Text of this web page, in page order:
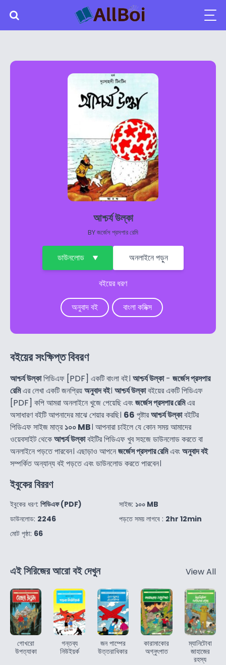
আশ্চর্য ‍উল্কা
BYজর্জেস প্রসপার রেমি
ডাউনলোড অনলাইনে পড়ুন
বইয়ের ধরণ
অনুবাদ বই বাংলা কমিক্স
বইয়ের সংক্ষিপ্ত বিবরণ
আশ্চর্য ‍উল্কাপিডিএফ [PDF] একটি বাংলা বই। আশ্চর্য ‍উল্কা- জর্জেস প্রসপার
রেমিএর লেখা একটি জনপ্রিয়অনুবাদ বই। আশ্চর্য ‍উল্কাবইয়ের একটি পিডিএফ
[PDF] কপি আমরা অনলাইনে খুজে পেয়েছি এবংজর্জেস প্রসপার রেমিএর
অসাধারণ বইটি আপনাদের মাঝে শেয়ার করছি। 66 পৃষ্টারআশ্চর্য ‍উল্কাবইটির
পিডিএফ সাইজ মাত্র১০০ MB। আপনারা চাইলে যে কোন সময় আমাদের
ওয়েবসাইট থেকেআশ্চর্য ‍উল্কাবইটির পিডিএফ খুব সহজে ডাউনলোড করতে বা
অনলাইনে পড়তে পারবেন। এছাড়াও আপনেজর্জেস প্রসপার রেমিএবংঅনুবাদ বই
সম্পর্কিত অন্যান্য বই পড়তে এবং ডাউনলোড করতে পারবেন।
ইবুকের বিররণ
ইবুকের ধরণ: পিডিএফ (PDF)
ডাউনলোড: 2246
মোট পৃষ্ঠা: 66
সাইজ: ১০০ MB
পড়তে সময় লাগবে : 2hr 12min
এই সিরিজের আরো বই দেখুন View All
গোখরো
উপত্যাকা
গন্তব্য
নিউইয়র্ক
জন পাম্পের
উত্তরাধিকার
কারামাকোর
অগ্নুৎপাত
ম্যানিটোবা
জাহাজের
রহস্য